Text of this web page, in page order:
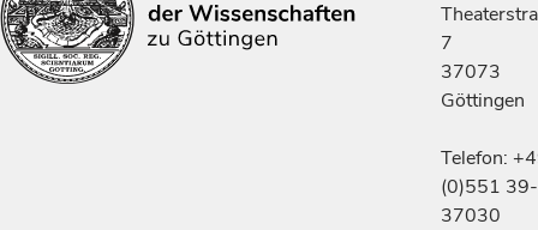
7
37073
Göttingen
Telefon:
(0)551 39-
37030